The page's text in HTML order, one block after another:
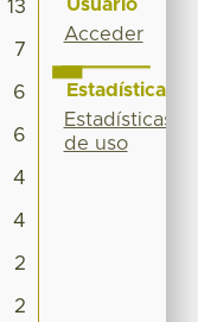
13
7
6
6
4
4
2
2
Usuario
Acceder
Estadísticas
Estadísticas
de uso